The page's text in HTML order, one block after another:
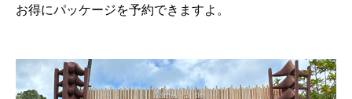
お得にパッケージを予約できますよ。